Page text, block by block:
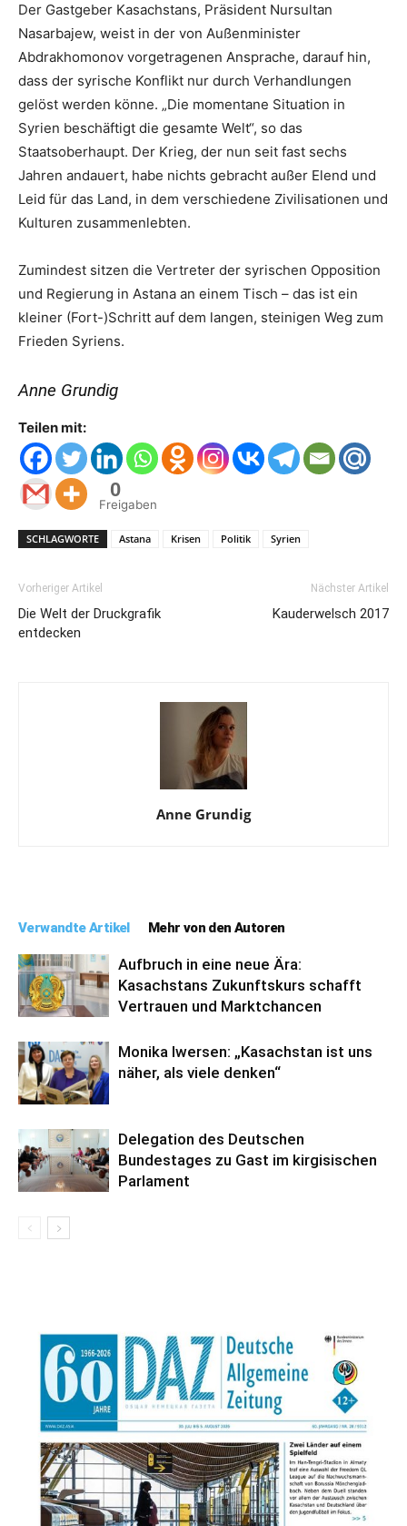
Der Gastgeber Kasachstans, Präsident Nursultan
Nasarbajew, weist in der von Außenminister
Abdrakhomonov vorgetragenen Ansprache, darauf hin,
dass der syrische Konflikt nur durch Verhandlungen
gelöst werden könne. „Die momentane Situation in
Syrien beschäftigt die gesamte Welt“, so das
Staatsoberhaupt. Der Krieg, der nun seit fast sechs
Jahren andauert, habe nichts gebracht außer Elend und
Leid für das Land, in dem verschiedene Zivilisationen und
Kulturen zusammenlebten.
Zumindest sitzen die Vertreter der syrischen Opposition
und Regierung in Astana an einem Tisch – das ist ein
kleiner (Fort-)Schritt auf dem langen, steinigen Weg zum
Frieden Syriens.
Anne Grundig
Teilen mit:
0
Freigaben
SCHLAGWORTE Astana Krisen Politik Syrien
Vorheriger Artikel
Die Welt der Druckgrafik
entdecken
Nächster Artikel
Kauderwelsch 2017
Anne Grundig
Verwandte Artikel Mehr von den Autoren
Aufbruch in eine neue Ära:
Kasachstans Zukunftskurs schafft
Vertrauen und Marktchancen
Monika Iwersen: „Kasachstan ist uns
näher, als viele denken“
Delegation des Deutschen
Bundestages zu Gast im kirgisischen
Parlament